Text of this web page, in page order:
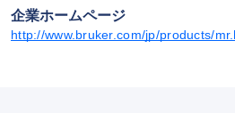
企業ホームページ
http://www.bruker.com/jp/products/